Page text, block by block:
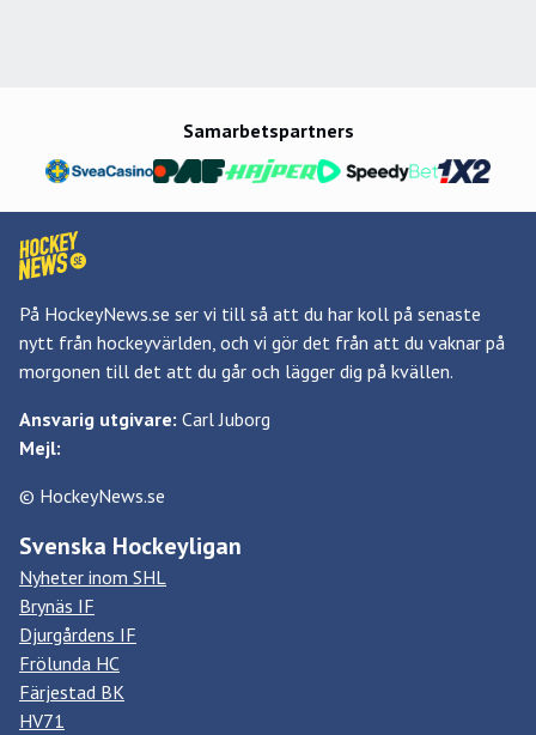
Samarbetspartners
På HockeyNews.se ser vi till så att du har koll på senaste
nytt från hockeyvärlden, och vi gör det från att du vaknar på
morgonen till det att du går och lägger dig på kvällen.
Ansvarig utgivare: Carl Juborg
Mejl:
© HockeyNews.se
Svenska Hockeyligan
Nyheter inom SHL
Brynäs IF
Djurgårdens IF
Frölunda HC
Färjestad BK
HV71